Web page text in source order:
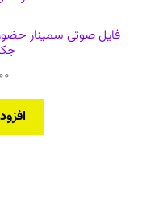
فایل صوتی سمینار